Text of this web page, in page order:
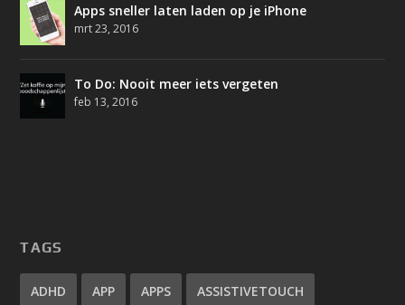
Apps sneller laten laden op je iPhone
mrt 23, 2016
To Do: Nooit meer iets vergeten
feb 13, 2016
TAGS
ADHD APP APPS ASSISTIVETOUCH